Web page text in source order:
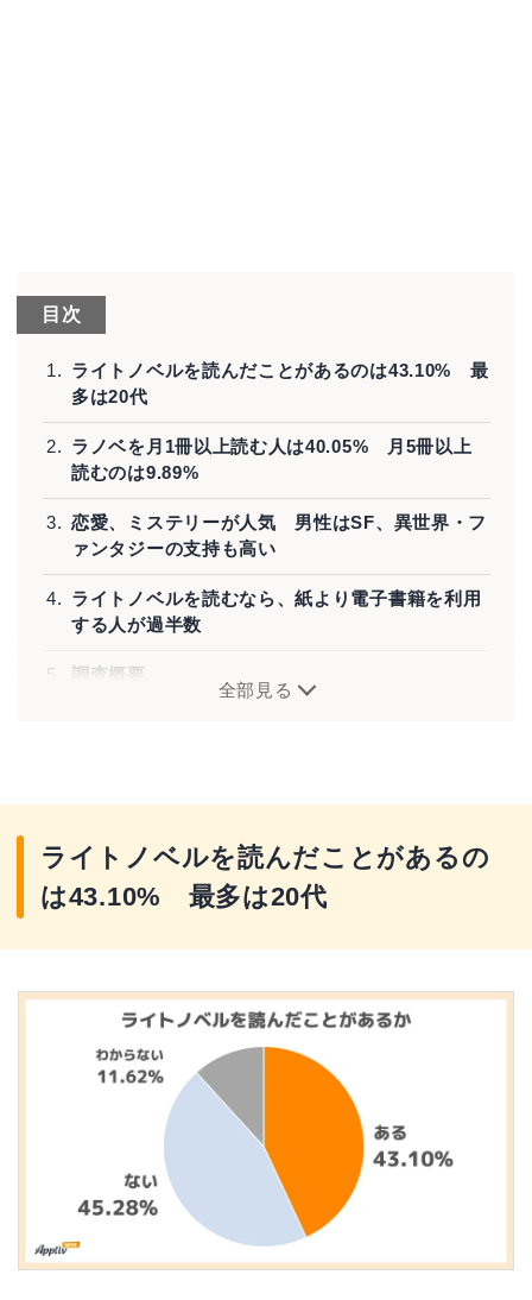
目次
ライトノベルを読んだことがあるのは43.10% 最
多は20代
ラノベを月1冊以上読む人は40.05% 月5冊以上
読むのは9.89%
恋愛、ミステリーが人気 男性はSF、異世界・フ
ァンタジーの支持も高い
ライトノベルを読むなら、紙より電子書籍を利用
する人が過半数
調査概要
全部見る
ライトノベルを読んだことがあるの
は43.10% 最多は20代